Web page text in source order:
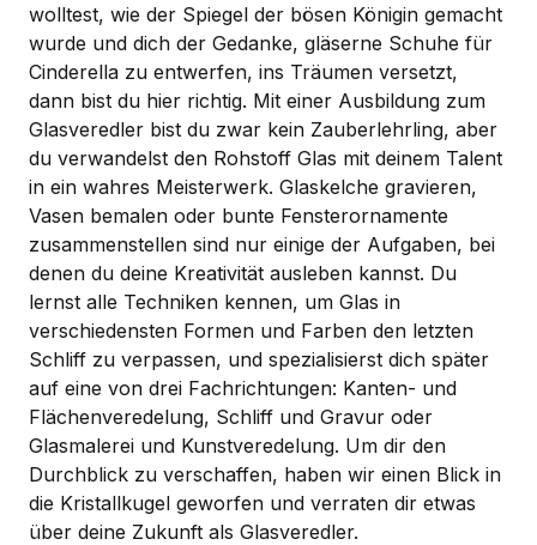
wolltest, wie der Spiegel der bösen Königin gemacht
wurde und dich der Gedanke, gläserne Schuhe für
Cinderella zu entwerfen, ins Träumen versetzt,
dann bist du hier richtig. Mit einer Ausbildung zum
Glasveredler bist du zwar kein Zauberlehrling, aber
du verwandelst den Rohstoff Glas mit deinem Talent
in ein wahres Meisterwerk. Glaskelche gravieren,
Vasen bemalen oder bunte Fensterornamente
zusammenstellen sind nur einige der Aufgaben, bei
denen du deine Kreativität ausleben kannst. Du
lernst alle Techniken kennen, um Glas in
verschiedensten Formen und Farben den letzten
Schliff zu verpassen, und spezialisierst dich später
auf eine von drei Fachrichtungen: Kanten- und
Flächenveredelung, Schliff und Gravur oder
Glasmalerei und Kunstveredelung. Um dir den
Durchblick zu verschaffen, haben wir einen Blick in
die Kristallkugel geworfen und verraten dir etwas
über deine Zukunft als Glasveredler.